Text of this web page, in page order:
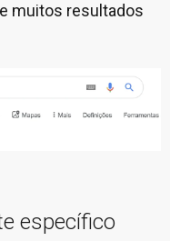
muitos resultados
específico